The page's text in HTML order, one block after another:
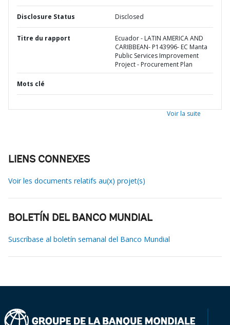
Disclosure Status Disclosed
Titre du rapport
Ecuador - LATIN AMERICA AND
CARIBBEAN- P143996- EC Manta
Public Services Improvement
Project - Procurement Plan
Mots clé
Voir la suite
LIENS CONNEXES
Voir les documents relatifs au(x) projet(s)
BOLETÍN DEL BANCO MUNDIAL
Suscríbase al boletín semanal del Banco Mundial